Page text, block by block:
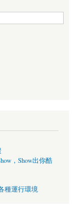
，Show出你酷
種運行環境